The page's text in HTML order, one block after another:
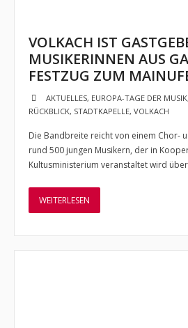
- Cookie-Richtlinie (EU)
VOLKACH IST
MUSIKERINNEN AUS
FESTZUG ZUM
AKTUELLES, EUROPA-TAGE DER MUSIK,
RÜCKBLICK, STADTKAPELLE, VOLKACH
Die Bandbreite reicht von einem Chor-
rund 500 jungen Musikern, der in
Kultusministerium veranstaltet wird über
WEITERLESEN